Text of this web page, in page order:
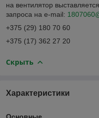
на вентилятор
запроса на e-mail:
+375 (29) 180 70 60
+375 (17) 362 27 20
Скрыть
Характеристики